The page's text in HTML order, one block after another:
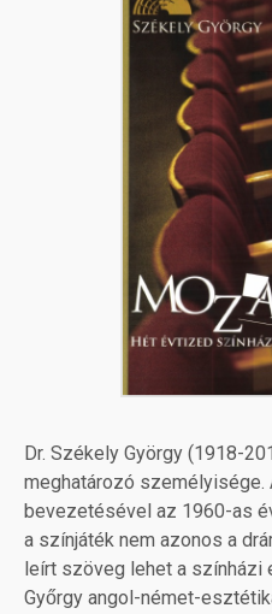
Image
Dr. Székely György (1918-
meghatározó
bevezetésével az 1960-as
a színjáték nem azonos a
leírt szöveg lehet a színházi
Győrgy angol-német-